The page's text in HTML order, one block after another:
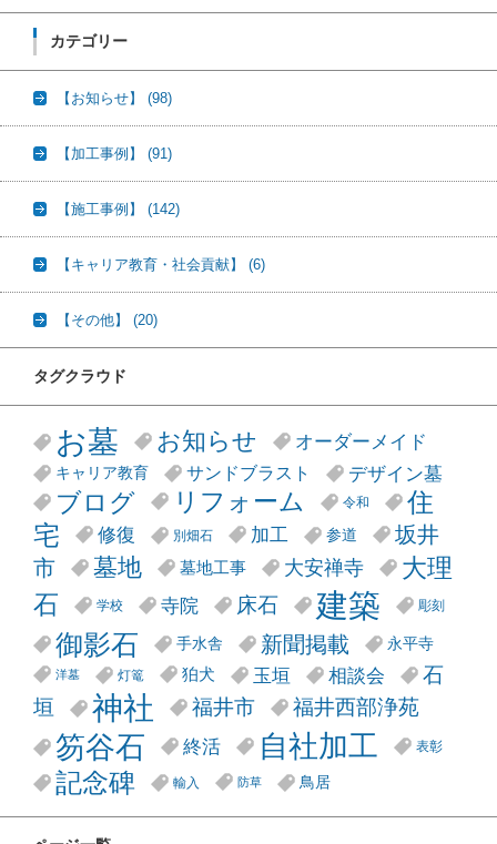
カテゴリー
【お知らせ】 (98)
【加工事例】 (91)
【施工事例】 (142)
【キャリア教育・社会貢献】 (6)
【その他】 (20)
タグクラウド
お墓 お知らせ オーダーメイド
キャリア教育 サンドブラスト デザイン墓
ブログ リフォーム 令和
住
宅
修復 別畑石 加工 参道
坂井
市
墓地 墓地工事 大安禅寺
大理
石
学校 寺院 床石 建築 彫刻
御影石 手水舎 新聞掲載 永平寺
洋墓 灯篭 狛犬 玉垣 相談会
石
垣
神社 福井市 福井西部浄苑
笏谷石 終活 自社加工 表彰
記念碑 輸入 防草 鳥居